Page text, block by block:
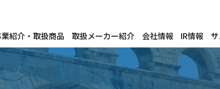
紹介・取扱商品 取扱メーカー紹介 会社情報 IR情報